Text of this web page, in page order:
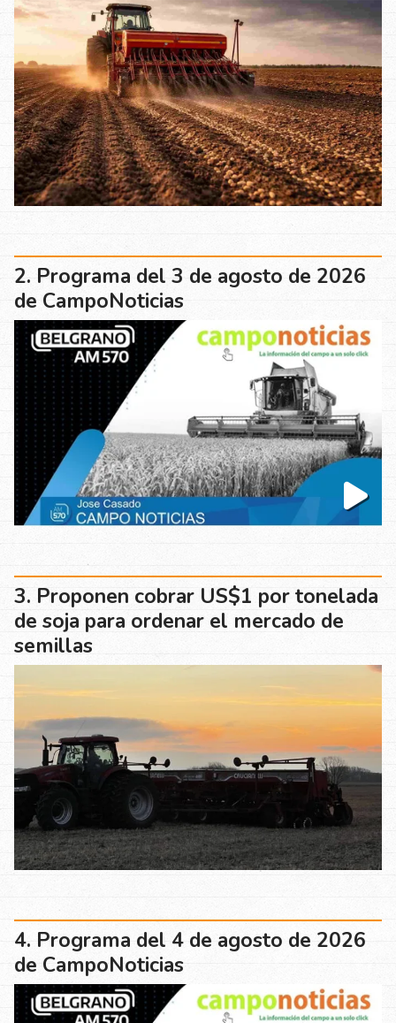
Programa del 3 de agosto de 2026
de CampoNoticias
Proponen cobrar US$1 por tonelada
de soja para ordenar el mercado de
semillas
Programa del 4 de agosto de 2026
de CampoNoticias